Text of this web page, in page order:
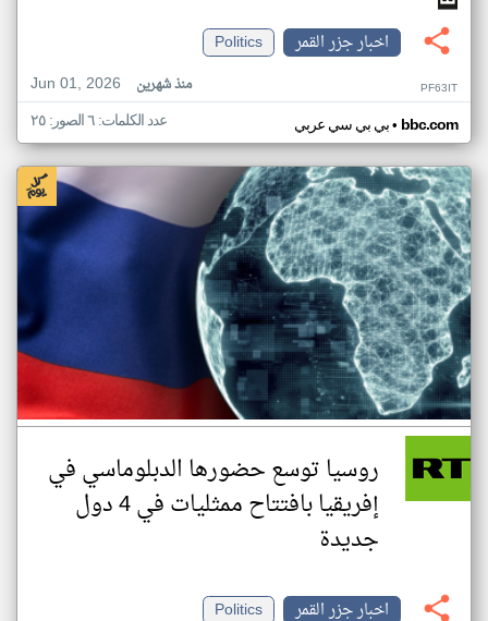
اخبار جزر القمر
Politics
Jun 01, 2026
منذ شهرين PF63IT
بي بي سي عربي• bbc.com عدد الكلمات: ٦ الصور: ٢٥
روسيا توسع حضورها الدبلوماسي في
إفريقيا بافتتاح ممثليات في 4 دول
جديدة
اخبار جزر القمر
Politics